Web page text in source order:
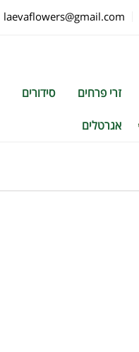
laevaflowers@gmail.com
זרי פרחים סידורים
אגרטלים